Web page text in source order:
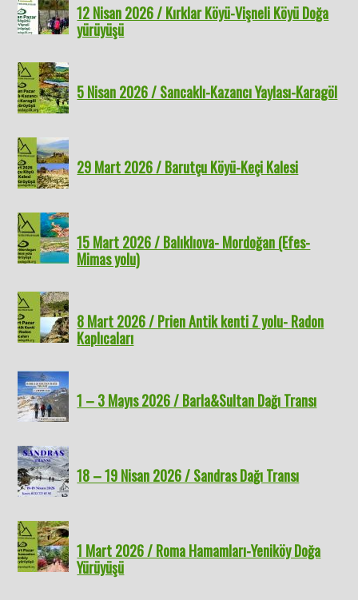
12 Nisan 2026 / Kırklar Köyü-Vişneli Köyü Doğa
yürüyüşü
5 Nisan 2026 / Sancaklı-Kazancı Yaylası-Karagöl
29 Mart 2026 / Barutçu Köyü-Keçi Kalesi
15 Mart 2026 / Balıklıova- Mordoğan (Efes-
Mimas yolu)
8 Mart 2026 / Prien Antik kenti Z yolu- Radon
Kaplıcaları
1 – 3 Mayıs 2026 / Barla&Sultan Dağı Transı
18 – 19 Nisan 2026 / Sandras Dağı Transı
1 Mart 2026 / Roma Hamamları-Yeniköy Doğa
Yürüyüşü